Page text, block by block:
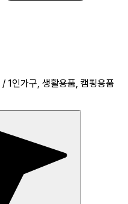
1인가구, 생활용품, 캠핑용품